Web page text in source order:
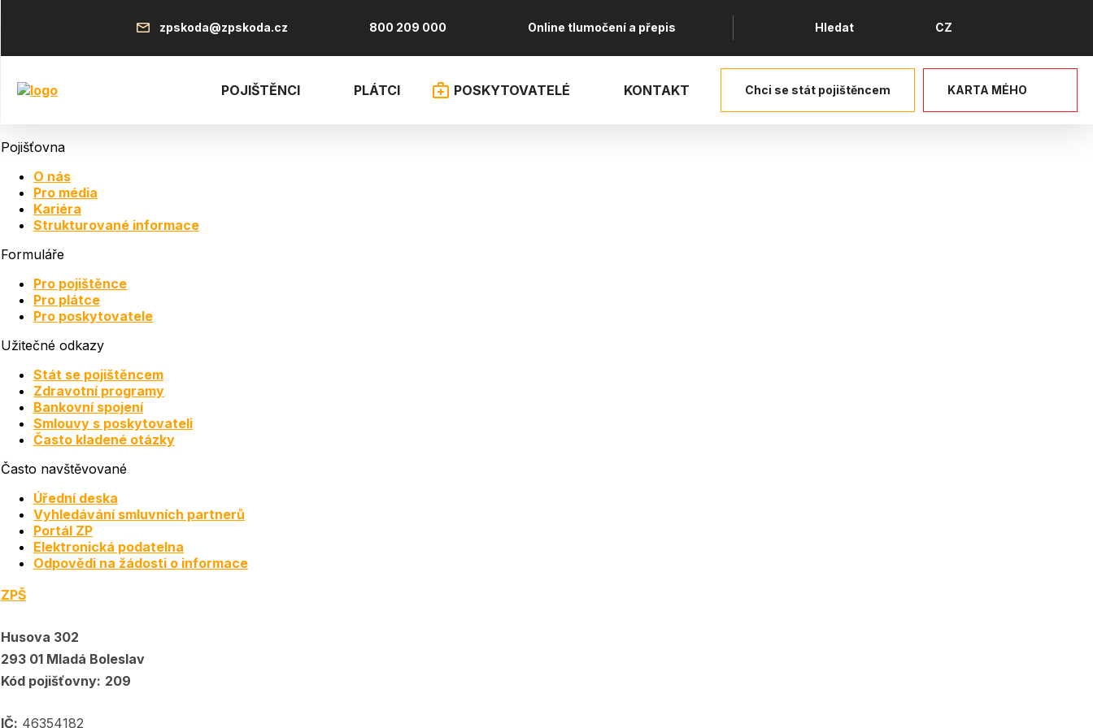
obsahu
Horní
menu
zpskoda@zpskoda.cz 800 209 000 Online tlumočení a přepis Hledat Jazyk
CZ
POJIŠTĚNCI PLÁTCI POSKYTOVATELÉ KONTAKT Chci se stát pojištěncem KARTA MÉHO
Pojišťovna
O nás
Pro média
Kariéra
Strukturované informace
Formuláře
Pro pojištěnce
Pro plátce
Pro poskytovatele
Užitečné odkazy
Stát se pojištěncem
Zdravotní programy
Bankovní spojení
Smlouvy s poskytovateli
Často kladené otázky
Často navštěvované
Úřední deska
Vyhledávání smluvních partnerů
Portál ZP
Elektronická podatelna
Odpovědi na žádosti o informace
ZPŠ
Husova 302
293 01 Mladá Boleslav
Kód pojišťovny: 209
IČ: 46354182